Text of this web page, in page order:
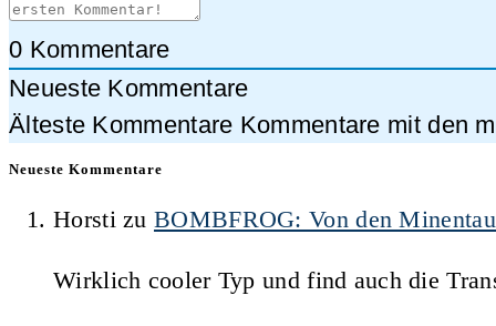
0 Kommentare
Neueste Kommentare
Älteste Kommentare Kommentare mit den
Neueste Kommentare
HorstizuBOMBFROG: Von den
Wirklich cooler Typ und find auch die